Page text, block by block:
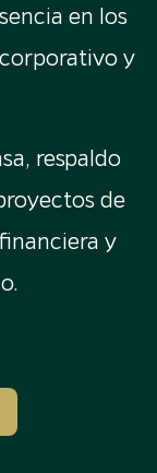
en los
y
respaldo
de
y